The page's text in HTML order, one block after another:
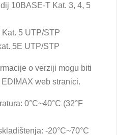
10BASE-T Kat. 3, 4, 5
5 UTP/STP
5E UTP/STP
o verziji mogu biti
web stranici.
0°C~40°C (32°F
-20°C~70°C